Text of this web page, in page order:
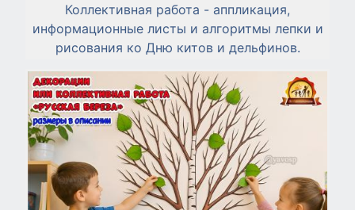
Коллективная работа - аппликация,
информационные листы и алгоритмы лепки и
рисования ко Дню китов и дельфинов.